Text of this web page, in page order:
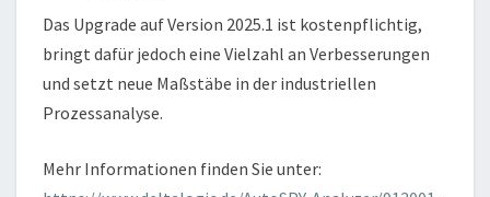
Das Upgrade auf Version 2025.1 ist kostenpflichtig,
bringt dafür jedoch eine Vielzahl an Verbesserungen
und setzt neue Maßstäbe in der industriellen
Prozessanalyse.
Mehr Informationen finden Sie unter: